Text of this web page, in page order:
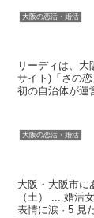
大阪の恋活・婚活
リーディは、
サイト)「さの
初の自治体が運
大阪の恋活・婚活
大阪・大阪市に
（土） ... 婚活
表情に涙 · 5 見